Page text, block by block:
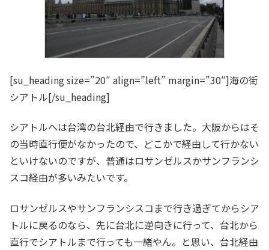
[su_heading size=”20″ align=”left” margin=”30″]海の街
シアトル[/su_heading]
シアトルヘは台湾の台北経由で行きました。大阪からはそ
の当時直行便がなかったので、どこかで経由して行かない
といけないのですが、普通はロサンゼルスかサンフランシ
スコ経由が多いみたいです。
ロサンゼルスやサンフランシスコまで行き過ぎてからシア
トルに戻るのなら、先に台北に逆向きに行って、台北から
直行でシアトルまで行っても一緒やん。と思い、台北経由